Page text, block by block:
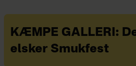
KÆMPE GALLERI:
elsker Smukfest